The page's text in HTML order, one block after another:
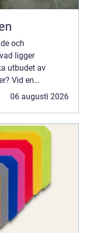
och
ligger
utbudet av
Vid en
upptäck...
06 augusti 2026